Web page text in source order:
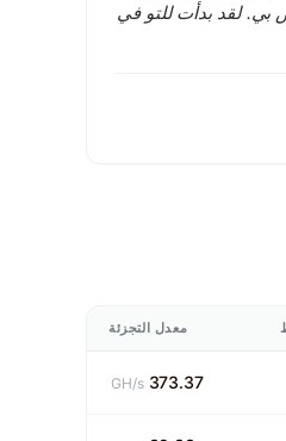
بي. لقد بدأت للتو في
معدل التجزئة
373.37
GH/s